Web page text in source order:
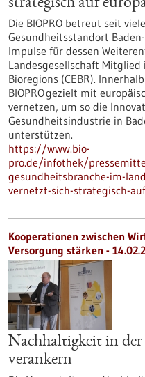
strategisch auf
Die BIOPRO betreut seit
Gesundheitsstandort
Impulse für dessen
Landesgesellschaft
Bioregions (CEBR).
BIOPRO gezielt mit
vernetzen, um so die
Gesundheitsindustrie in
unterstützen.
https://www.bio-
pro.de/infothek/
gesundheitsbranche-im-
vernetzt-sich-strategisch-
Kooperationen zwischen
Versorgung stärken -
Nachhaltigkeit in
verankern